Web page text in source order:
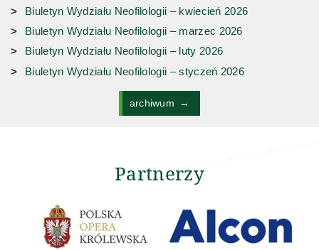
Biuletyn Wydziału Neofilologii – kwiecień 2026
Biuletyn Wydziału Neofilologii – marzec 2026
Biuletyn Wydziału Neofilologii – luty 2026
Biuletyn Wydziału Neofilologii – styczeń 2026
archiwum
Partnerzy